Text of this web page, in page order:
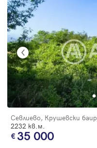
Севлиево, Крушевски баир
2232 кв.м.
35 000